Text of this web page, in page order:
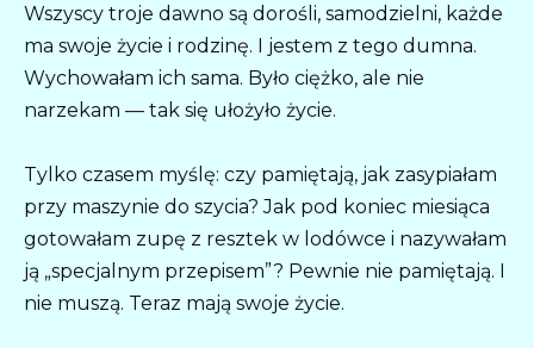
Wszyscy troje dawno są dorośli, samodzielni, każde
ma swoje życie i rodzinę. I jestem z tego dumna.
Wychowałam ich sama. Było ciężko, ale nie
narzekam — tak się ułożyło życie.
Tylko czasem myślę: czy pamiętają, jak zasypiałam
przy maszynie do szycia? Jak pod koniec miesiąca
gotowałam zupę z resztek w lodówce i nazywałam
ją „specjalnym przepisem”? Pewnie nie pamiętają. I
nie muszą. Teraz mają swoje życie.